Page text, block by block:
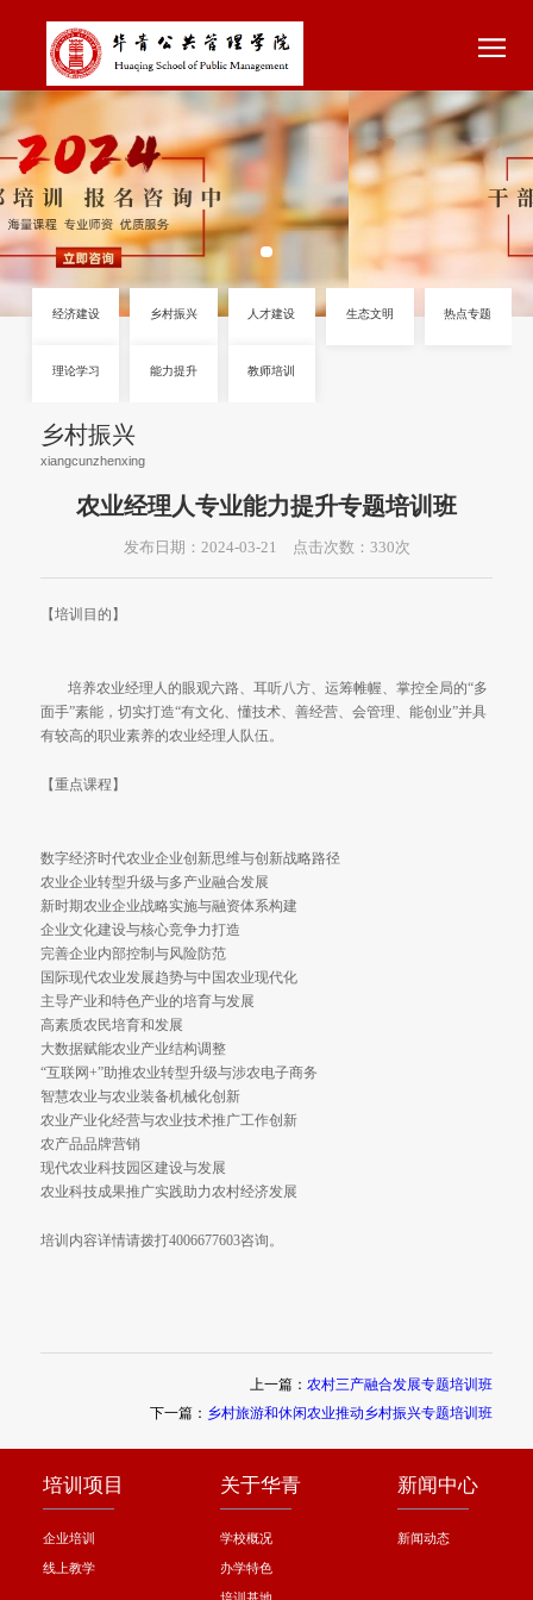
理论学习
乡村振兴
xiangcunzhenxing
农业经理人专业能力提升专题培训班
发布日期：2024-03-21 点击次数： 330次
【培训目的】
面手”素能，切实打造“有文化、懂技术、善经营、会管理、能创业”并
【重点课程】
数字经济时代农业企业创新思维与创新战略路径
农业企业转型升级与多产业融合发展
新时期农业企业战略实施与融资体系构建
企业文化建设与核心竞争力打造
完善企业内部控制与风险防范
国际现代农业发展趋势与中国农业现代化
主导产业和特色产业的培育与发展
高素质农民培育和发展
大数据赋能农业产业结构调整
“互联网+”助推农业转型升级与涉农电子商务
农业产业化经营与农业技术推广工作创新
培训内容详情请拨打4006677603咨询。
上一篇： 农村三产融合发展专题培训班
下一篇： 乡村旅游和休闲农业推动乡村振兴专题培训班
培训项目 关于华青 新闻中心